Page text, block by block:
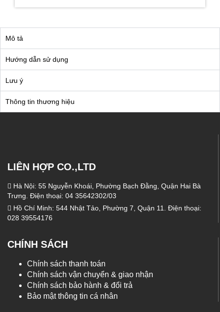
Mô tả
Hướng dẫn sử dụng
Lưu ý
Thông tin thương hiệu
LIÊN HỢP CO.,LTD
Hà Nội: 55 Nguyễn Khoái, Phường Bạch Đằng, Quận Hai Bà
Trưng. Điện thoại: 04 35642302/03
Hồ Chí Minh: 544 Nhật Tảo, Phường 7, Quận 11. Điện thoại:
028 39554176
CHÍNH SÁCH
Chính sách thanh toán
Chính sách vận chuyển & giao nhận
Chính sách bảo hành & đổi trả
Bảo mật thông tin cá nhân